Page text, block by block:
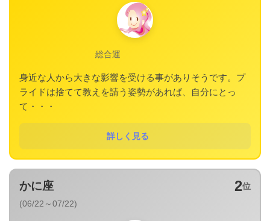
総合運
身近な人から大きな影響を受ける事がありそうです。プ
ライドは捨てて教えを請う姿勢があれば、自分にとっ
て・・・
詳しく見る
2位
かに座
(06/22～07/22)